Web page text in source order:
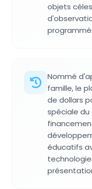
objets
Nommé
famille, le
de dollars
spéciale du
éducatifs